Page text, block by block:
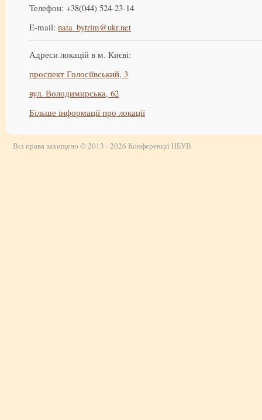
Телефон: +38(044) 524-23-14
E-mail: nata_bytrim@ukr.net
Адреси локацій в м. Києві:
проспект Голосіївський, 3
вул. Володимирська, 62
Більше інформації про локації
Всі права захищено © 2013 - 2026 Конференції НБУВ